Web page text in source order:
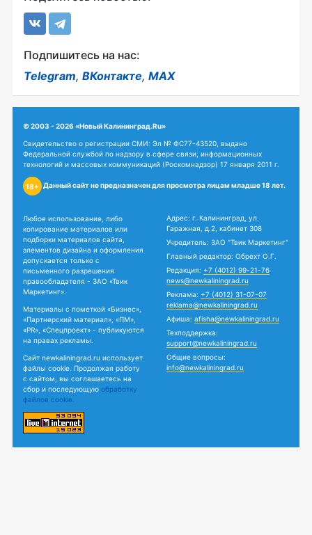
Подпишитесь на нас:
Telegram, ВКонтакте, MAX
© 2003 - 2026 «Новый Калининград.Ru»
Свидетельство о регистрации СМИ: Эл № ФС77-43520, выдано
Федеральной службой по надзору в сфере связи, информационных
технологий и массовых коммуникаций (Роскомнадзор) 17 января 2011 г.
18+ Данный сайт не предназначен для просмотра лицам младше 18 лет.
Любое использование, либо
копирование материалов или
подборки материалов сайта,
элементов дизайна и оформления
допускается только с
письменного разрешения
правообладателя - ЗАО «Твик
Маркетинг».
Материалы с пометкой «Бизнес»,
«Партнерский материал», «ПМ»,
«PR», «Спецпроект» - публикуются
на правах рекламы.
Сайт newkaliningrad.ru использует
файлы cookie. Продолжая работу
с сайтом, вы соглашаетесь на
сбор и последующую обработку
файлов cookie.
Адрес: г. Калининград, ул.
Гаражная, д.2, кабинет 308
Учредитель: ЗАО "Твик Маркетинг"
Главный редактор: Обрехт О.Г.
Редакция: +7 (4012) 99-21-76
news@newkaliningrad.ru
Реклама: +7 (4012) 31-07-07
reklama@newkaliningrad.ru
Афиша: afisha@newkaliningrad.ru
Техподдержка:
support@newkaliningrad.ru
Общие вопросы:
info@newkaliningrad.ru